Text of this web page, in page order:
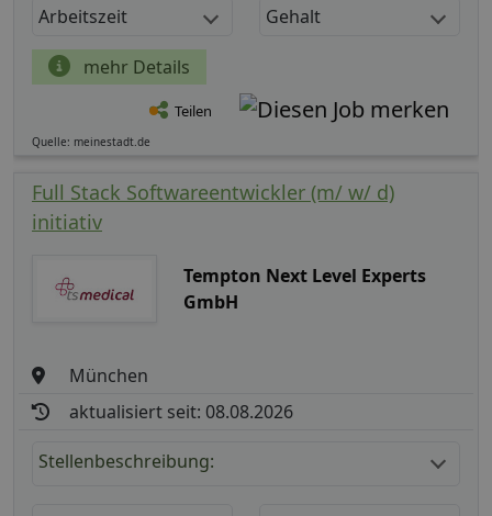
Arbeitszeit Gehalt
mehr Details
Teilen
Quelle: meinestadt.de
Full Stack Softwareentwickler (m/ w/ d)
initiativ
Tempton Next Level Experts
GmbH
München
aktualisiert seit: 08.08.2026
Stellenbeschreibung: